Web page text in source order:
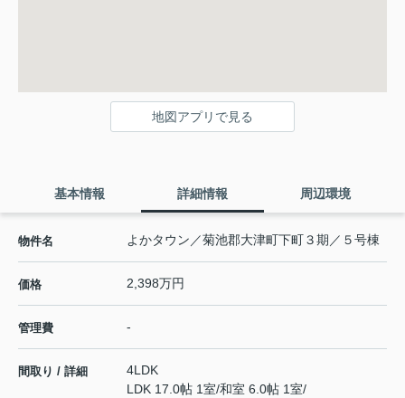
地図アプリで見る
基本情報 詳細情報 周辺環境
物件名 よかタウン／菊池郡大津町下町３期／５号棟
価格 2,398万円
管理費 -
間取り / 詳細
4LDK
LDK 17.0帖 1室/和室 6.0帖 1室/